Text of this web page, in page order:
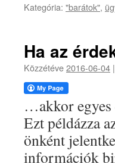
Kategória: "barátok",
Ha az
Közzétéve2016-06-04 |
…akkor egyes
Ezt példázza
önként
információk